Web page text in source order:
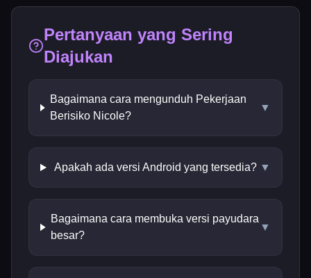
Pertanyaan yang Sering
Diajukan
Bagaimana cara mengunduh Pekerjaan
Berisiko Nicole?
▼
Apakah ada versi Android yang tersedia? ▼
Bagaimana cara membuka versi payudara
besar?
▼